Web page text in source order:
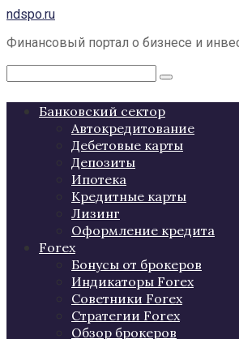
Перейти
контенту
ndspo.ru
Финансовый портал о бизнесе и
Поиск:
Банковский сектор
Автокредитование
Дебетовые карты
Депозиты
Ипотека
Кредитные карты
Лизинг
Оформление кредита
Forex
Бонусы от брокеров
Индикаторы Forex
Советники Forex
Стратегии Forex
Обзор брокеров